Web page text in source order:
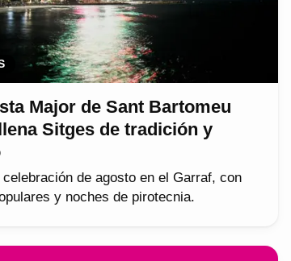
Major de Sant Bartomeu
Sitges de tradición y
celebración de agosto en el Garraf, con
y noches de pirotecnia.